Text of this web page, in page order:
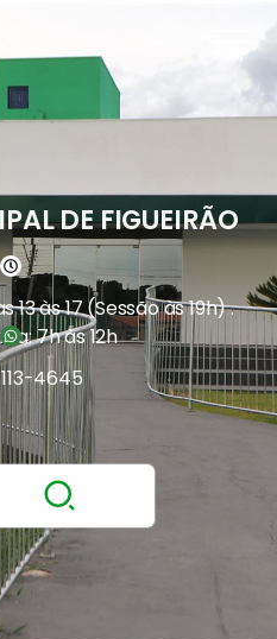
DE FIGUEIRÃO
13 às 17 (Sessão às 19h) .
7h às 12h
4645